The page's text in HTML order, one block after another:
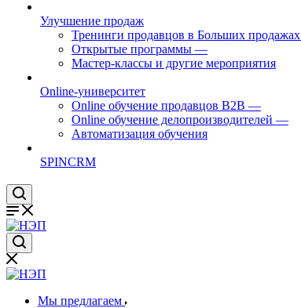
Улучшение продаж
Тренинги продавцов в Больших продажах
Открытые программы —
Мастер-классы и другие мероприятия
Online-университет
Online обучение продавцов B2B —
Online обучение делопроизводителей —
Автоматизация обучения
SPINCRM
Мы предлагаем